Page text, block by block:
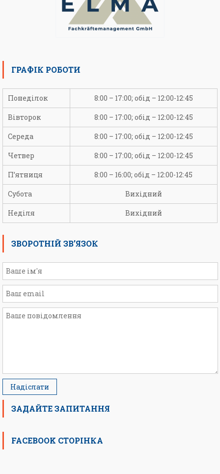
ГРАФІК РОБОТИ
Понеділок 8:00 – 17:00; обід – 12:00-12:45
Вівторок 8:00 – 17:00; обід – 12:00-12:45
Середа 8:00 – 17:00; обід – 12:00-12:45
Четвер 8:00 – 17:00; обід – 12:00-12:45
П’ятниця 8:00 – 16:00; обід – 12:00-12:45
Субота Вихідний
Неділя Вихідний
ЗВОРОТНІЙ ЗВ’ЯЗОК
ЗАДАЙТЕ ЗАПИТАННЯ
FACEBOOK СТОРІНКА